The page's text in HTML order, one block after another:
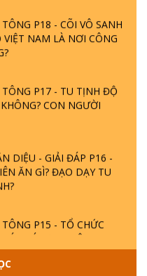
P18 - CÕI VÔ SANH
VIỆT NAM LÀ NƠI CÔNG
TÔNG P17 - TU TỊNH ĐỘ
CON NGƯỜI
DIỆU - GIẢI ĐÁP P16 -
ĂN GÌ? ĐẠO DẠY TU
P15 - TỔ CHỨC
LÝ ĐẠO PHẬT KHI